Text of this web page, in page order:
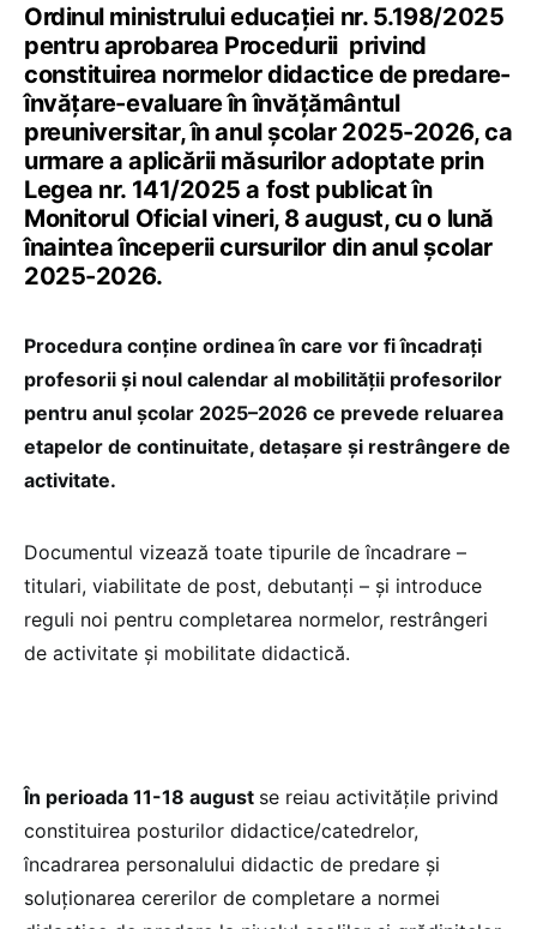
Ordinul ministrului educației nr. 5.198/2025
pentru aprobarea Procedurii privind
constituirea normelor didactice de predare-
învățare-evaluare în învățământul
preuniversitar, în anul școlar 2025-2026, ca
urmare a aplicării măsurilor adoptate prin
Legea nr. 141/2025 a fost publicat în
Monitorul Oficial vineri, 8 august, cu o lună
înaintea începerii cursurilor din anul școlar
2025-2026.
Procedura conține ordinea în care vor fi încadrați
profesorii și noul calendar al mobilității profesorilor
pentru anul școlar 2025–2026 ce prevede reluarea
etapelor de continuitate, detașare și restrângere de
activitate.
Documentul vizează toate tipurile de încadrare –
titulari, viabilitate de post, debutanți – și introduce
reguli noi pentru completarea normelor, restrângeri
de activitate și mobilitate didactică.
În perioada 11-18 august se reiau activităţile privind
constituirea posturilor didactice/catedrelor,
încadrarea personalului didactic de predare şi
soluţionarea cererilor de completare a normei